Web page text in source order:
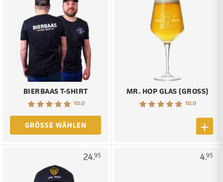
BIERBAAS T-SHIRT
10.0
GRÖSSE WÄHLEN
MR. HOP GLAS (GROSS)
10.0
24.95 4.95